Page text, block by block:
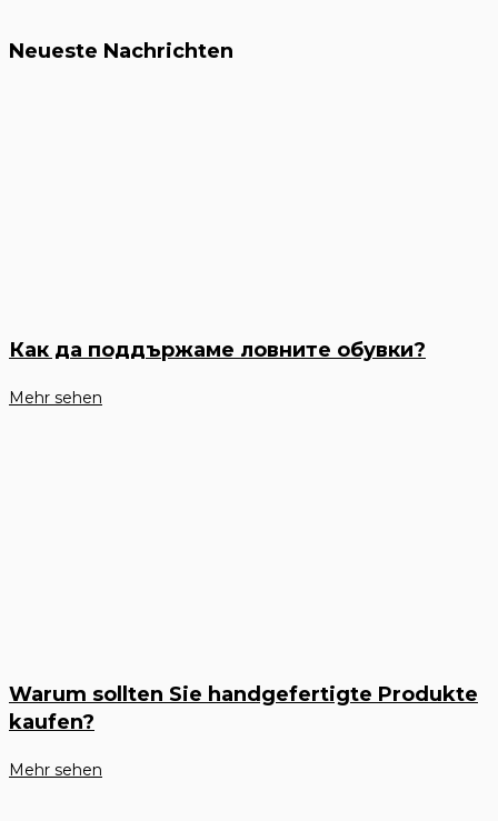
Neueste Nachrichten
Как да поддържаме ловните обувки?
Mehr sehen
Warum sollten Sie handgefertigte Produkte
kaufen?
Mehr sehen